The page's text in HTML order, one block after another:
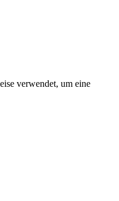
verwendet, um eine